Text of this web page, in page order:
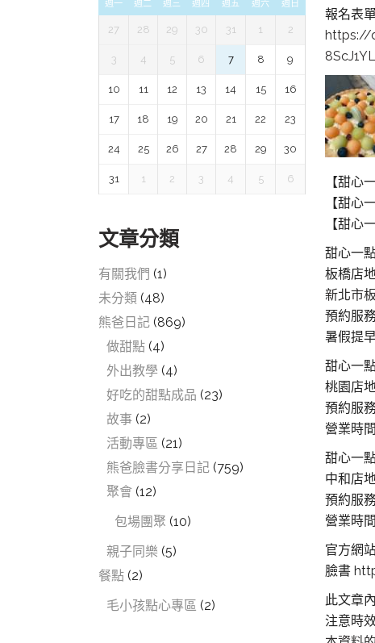
報名表
https://
【甜心
【甜心
【甜心
甜心一
板橋店
新北市
預約服
暑假提
甜心一
桃園店
預約服
營業時
甜心一
中和店
預約服
營業時
官方網
臉書
此文章
注意時
週一 週二 週三 週四 週五 週六 週日
27 28 29 30 31 1 2
3 4 5 6 7 8 9
10 11 12 13 14 15 16
17 18 19 20 21 22 23
24 25 26 27 28 29 30
31 1 2 3 4 5 6
文章分類
有關我們 (1)
未分類 (48)
熊爸日記 (869)
做甜點 (4)
外出教學 (4)
好吃的甜點成品 (23)
故事 (2)
活動專區 (21)
熊爸臉書分享日記 (759)
聚會 (12)
包場團聚 (10)
親子同樂 (5)
餐點 (2)
毛小孩點心專區 (2)